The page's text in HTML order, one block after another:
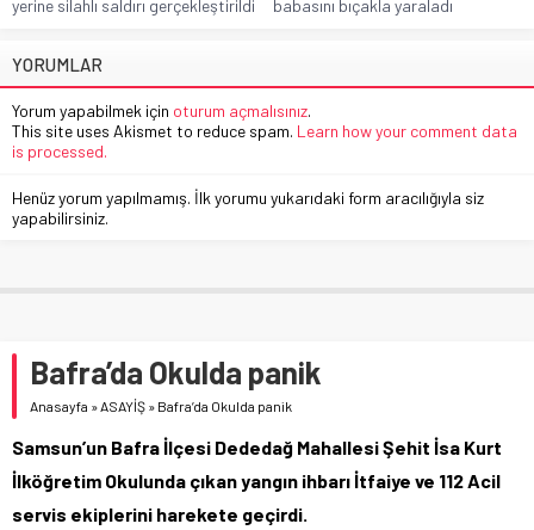
yerine silahlı saldırı gerçekleştirildi babasını bıçakla yaraladı
YORUMLAR
Yorum yapabilmek için oturum açmalısınız.
This site uses Akismet to reduce spam. Learn how your comment data
is processed.
Henüz yorum yapılmamış. İlk yorumu yukarıdaki form aracılığıyla siz
yapabilirsiniz.
Bafra’da Okulda panik
Anasayfa » ASAYİŞ » Bafra’da Okulda panik
Samsun’un Bafra İlçesi Dededağ Mahallesi Şehit İsa Kurt
İlköğretim Okulunda çıkan yangın ihbarı İtfaiye ve 112 Acil
servis ekiplerini harekete geçirdi.